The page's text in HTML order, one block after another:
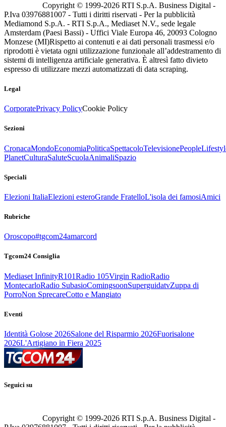
Copyright © 1999-2026 RTI S.p.A. Business Digital -
P.Iva 03976881007 - Tutti i diritti riservati - Per la pubblicità
Mediamond S.p.A. - RTI S.p.A., Mediaset N.V., sede legale
Amsterdam (Paesi Bassi) - Uffici Viale Europa 46, 20093 Cologno
Monzese (MI)Rispetto ai contenuti e ai dati personali trasmessi e/o
riprodotti è vietata ogni utilizzazione funzionale all’addestramento di
sistemi di intelligenza artificiale generativa. È altresì fatto divieto
espresso di utilizzare mezzi automatizzati di data scraping.
Legal
CorporatePrivacy PolicyCookie Policy
Sezioni
CronacaMondoEconomiaPoliticaSpettacoloTelevisionePeople
PlanetCulturaSaluteScuolaAnimaliSpazio
Speciali
Elezioni ItaliaElezioni esteroGrande FratelloL'isola dei famosiAmici
Rubriche
Oroscopo#tgcom24amarcord
Tgcom24 Consiglia
Mediaset InfinityR101Radio 105Virgin RadioRadio
MontecarloRadio SubasioComingsoonSuperguidatvZuppa di
PorroNon SprecareCotto e Mangiato
Eventi
Identità Golose 2026Salone del Risparmio 2026Fuorisalone
2026L'Artigiano in Fiera 2025
Seguici su
Copyright © 1999-2026 RTI S.p.A. Business Digital -